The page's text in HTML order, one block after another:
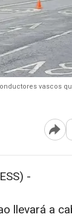
vascos
-
llevará a